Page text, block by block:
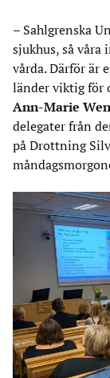
– Sahlgrenska
sjukhus, så
vårda. Därför är
länder viktig för
Ann-Marie
delegater från
på Drottning